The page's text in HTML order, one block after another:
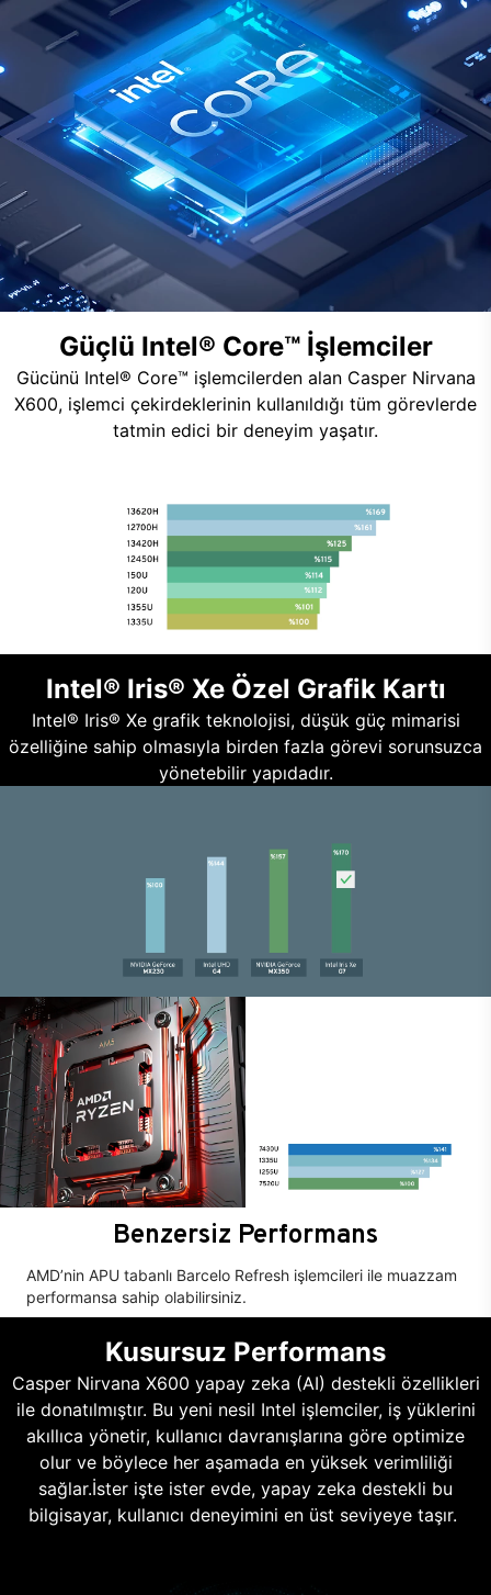
Güçlü Intel® Core™ İşlemciler
Gücünü Intel® Core™ işlemcilerden alan Casper Nirvana
X600, işlemci çekirdeklerinin kullanıldığı tüm görevlerde
tatmin edici bir deneyim yaşatır.
Intel® Iris® Xe Özel Grafik Kartı
Intel® Iris® Xe grafik teknolojisi, düşük güç mimarisi
özelliğine sahip olmasıyla birden fazla görevi sorunsuzca
yönetebilir yapıdadır.
Benzersiz Performans
AMD’nin APU tabanlı Barcelo Refresh işlemcileri ile muazzam
performansa sahip olabilirsiniz.
Kusursuz Performans
Casper Nirvana X600 yapay zeka (AI) destekli özellikleri
ile donatılmıştır. Bu yeni nesil Intel işlemciler, iş yüklerini
akıllıca yönetir, kullanıcı davranışlarına göre optimize
olur ve böylece her aşamada en yüksek verimliliği
sağlar.İster işte ister evde, yapay zeka destekli bu
bilgisayar, kullanıcı deneyimini en üst seviyeye taşır.